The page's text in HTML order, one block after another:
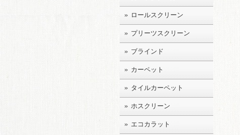
ロールスクリーン
プリーツスクリーン
ブラインド
カーペット
タイルカーペット
ホスクリーン
エコカラット